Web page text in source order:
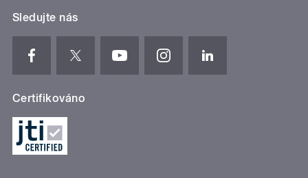
Sledujte nás
Certifikováno